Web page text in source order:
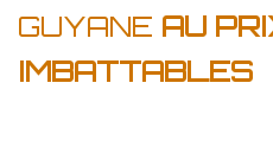
GUYANE AU
IMBATTABLES